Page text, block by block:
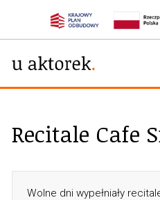
Recitale Cafe
Wolne dni wypełniały